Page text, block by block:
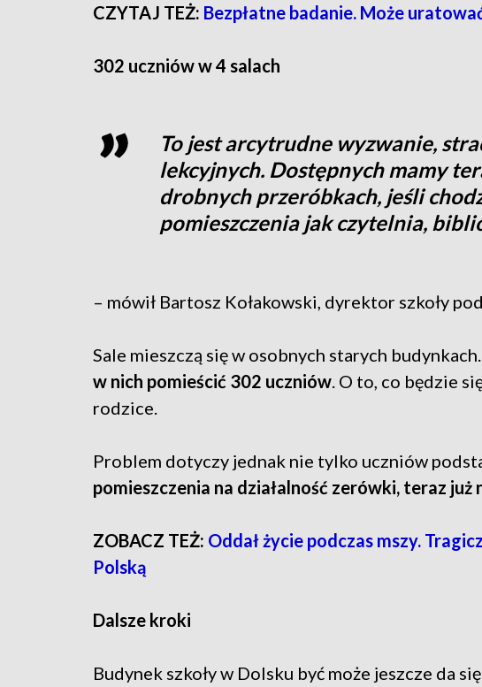
CZYTAJ TEŻ: Bezpłatne badanie. Może
302 uczniów w 4 salach
To jest arcytrudne wyzwanie,
lekcyjnych. Dostępnych mamy
drobnych przeróbkach, jeśli
pomieszczenia jak czytelnia,
– mówił Bartosz Kołakowski, dyrektor szkoły
Sale mieszczą się w osobnych starych budynkach.
w nich pomieścić 302 uczniów . O to, co będzie
rodzice.
Problem dotyczy jednak nie tylko uczniów
pomieszczenia na działalność zerówki, teraz już
ZOBACZ TEŻ: Oddał życie podczas mszy.
Polską
Dalsze kroki
Budynek szkoły w Dolsku być może jeszcze da